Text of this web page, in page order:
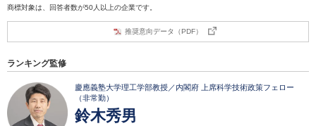
商標対象は、回答者数が50人以上の企業です。
推奨意向データ（PDF）
ランキング監修
慶應義塾大学理工学部教授／内閣府 上席科学技術政策フェロー
（非常勤）
鈴木秀男